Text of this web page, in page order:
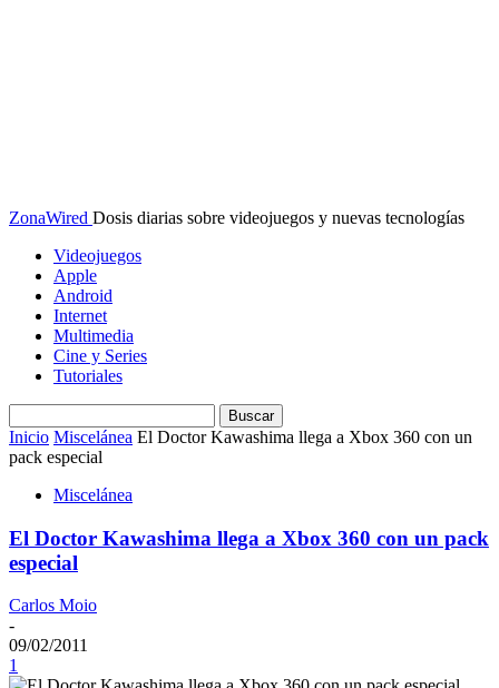
ZonaWired Dosis diarias sobre videojuegos y nuevas tecnologías
Videojuegos
Apple
Android
Internet
Multimedia
Cine y Series
Tutoriales
Inicio Miscelánea El Doctor Kawashima llega a Xbox 360 con un
pack especial
Miscelánea
El Doctor Kawashima llega a Xbox 360 con un pack
especial
Carlos Moio
-
09/02/2011
1